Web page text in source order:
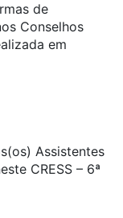
de
Conselhos
em
Assistentes
CRESS – 6ª